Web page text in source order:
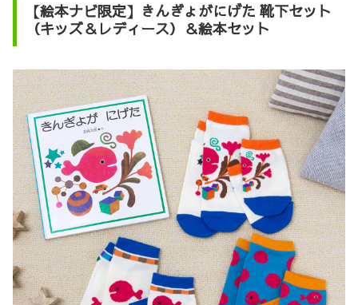
【絵本ナビ限定】きんぎょがにげた 靴下セット
（キッズ＆レディース）＆絵本セット